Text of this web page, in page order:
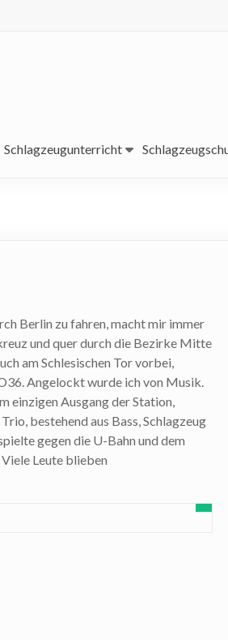
Schlagzeugunterricht
Berlin zu fahren, macht mir immer
und quer durch die Bezirke Mitte
am Schlesischen Tor vorbei,
Angelockt wurde ich von Musik.
einzigen Ausgang der Station,
bestehend aus Bass, Schlagzeug
gegen die U-Bahn und dem
Leute blieben